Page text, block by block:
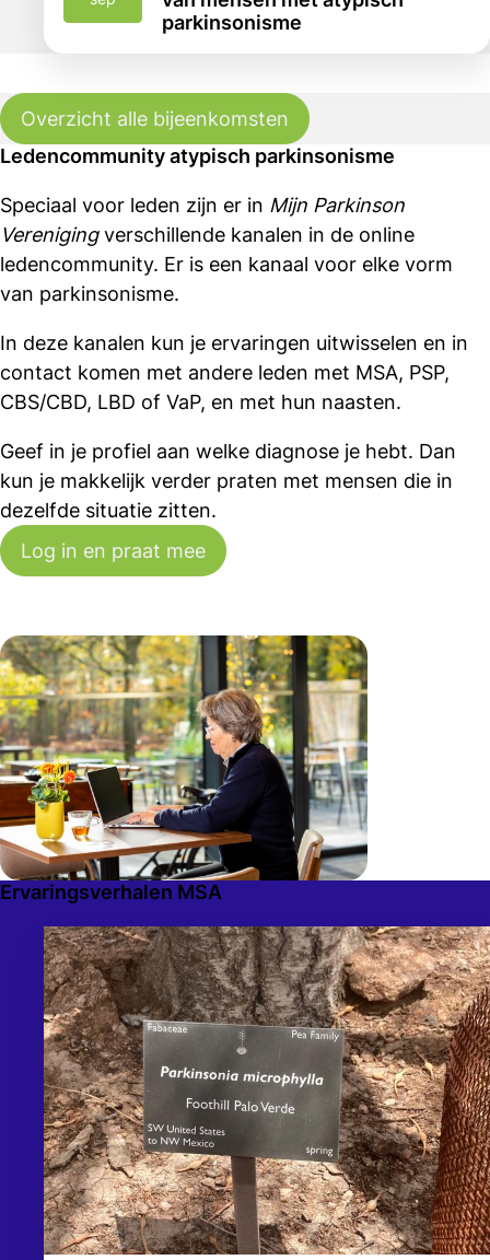
parkinsonisme
Overzicht alle bijeenkomsten
Ledencommunity atypisch parkinsonisme
Speciaal voor leden zijn er in Mijn Parkinson
Verenigingverschillende kanalen in de online
ledencommunity. Er is een kanaal voor elke vorm
van parkinsonisme.
In deze kanalen kun je ervaringen uitwisselen en in
contact komen met andere leden met MSA, PSP,
CBS/CBD, LBD of VaP, en met hun naasten.
Geef in je profiel aan welke diagnose je hebt. Dan
kun je makkelijk verder praten met mensen die in
dezelfde situatie zitten.
Log in en praat mee
Ervaringsverhalen MSA